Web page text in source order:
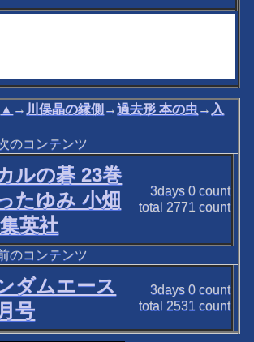
▲ → 川俣晶の縁側 →過去形 本の虫 → 入
のコンテンツ
ルの碁 23巻
たゆみ 小畑
英社
3days 0count
total 2771 count
のコンテンツ
ダムエース
号
3days 0count
total 2531 count